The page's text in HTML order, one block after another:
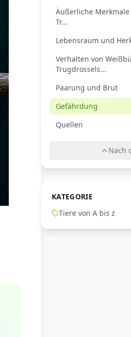
Äußerliche
Tr...
Lebensraum und
Verhalten von
Trugdrossels...
Paarung und Brut
Gefährdung
Quellen
Nach
KATEGORIE
Tiere von A bis z